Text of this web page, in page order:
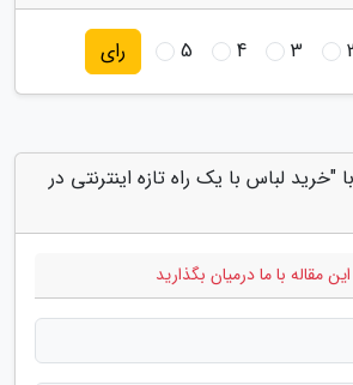
3
4
5 رای
"خرید لباس با یک راه تازه اینترنتی در
مقاله با ما درمیان بگذارید